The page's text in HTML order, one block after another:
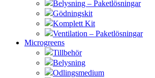
Belysning – Paketlösningar
Gödningskit
Komplett Kit
Ventilation – Paketlösningar
Microgreens
Tillbehör
Belysning
Odlingsmedium